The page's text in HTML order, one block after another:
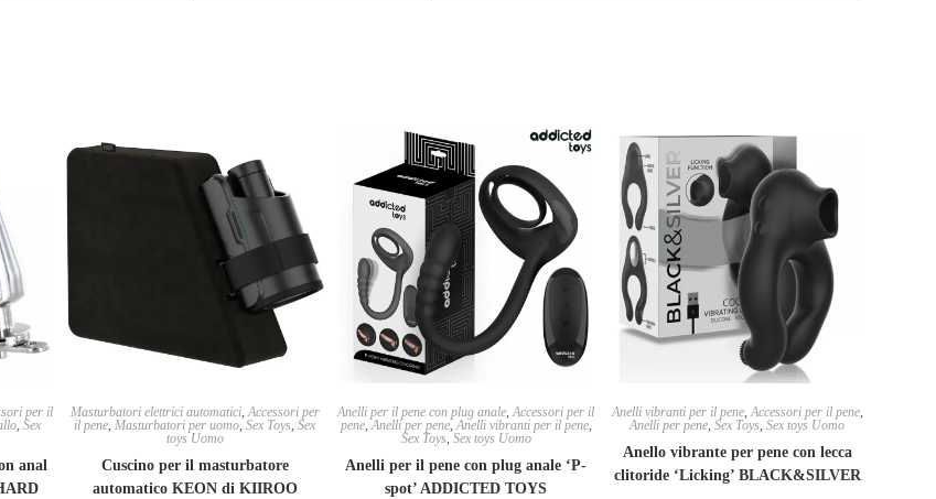
per il
,Sex
anal
Masturbatori elettrici automatici,Accessori per
il pene,Masturbatori per uomo,Sex Toys,Sex
toys Uomo
Cuscino per il masturbatore
automatico KEON di KIIROO
Anelli per il pene con plug anale,Accessori per il
pene,Anelli per pene,Anelli vibranti per il pene,
Sex Toys, Sex toys Uomo
Anelli per il pene con plug anale ‘P-
spot’ ADDICTED TOYS
Anelli vibranti per il pene,Accessori per il pene,
Anelli per pene,Sex Toys,Sex toys Uomo
Anello vibrante per pene con lecca
clitoride ‘Licking’ BLACK&SILVER